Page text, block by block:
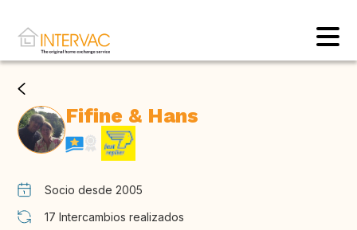
Fifine & Hans
Socio desde 2005
17 Intercambios realizados